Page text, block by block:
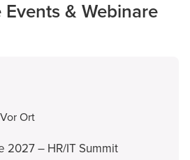
& Webinare
Vor Ort
2027 – HR/IT Summit